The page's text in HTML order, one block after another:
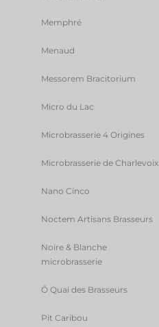
Memphré
Menaud
Messorem Bracitorium
Micro du Lac
Microbrasserie 4 Origines
Microbrasserie de Charlevoix
Nano Cinco
Noctem Artisans Brasseurs
Noire & Blanche
microbrasserie
Ô Quai des Brasseurs
Pit Caribou